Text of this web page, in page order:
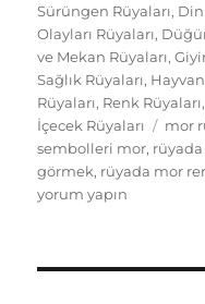
Sürüngen Rüyaları, Din
Olayları Rüyaları,
ve Mekan Rüyaları,
Sağlık Rüyaları,
Rüyaları, Renk Rüyaları
İçecek Rüyaları
mor
sembolleri mor,
görmek, rüyada mor
yorum yapın